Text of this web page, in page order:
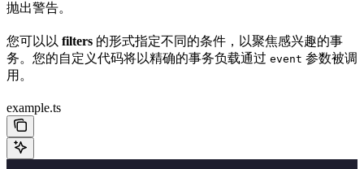
抛出警告。
您可以以 filters 的形式指定不同的条件，以聚焦感兴趣的事
务。您的自定义代码将以精确的事务负载通过 event 参数被调
用。
example.ts